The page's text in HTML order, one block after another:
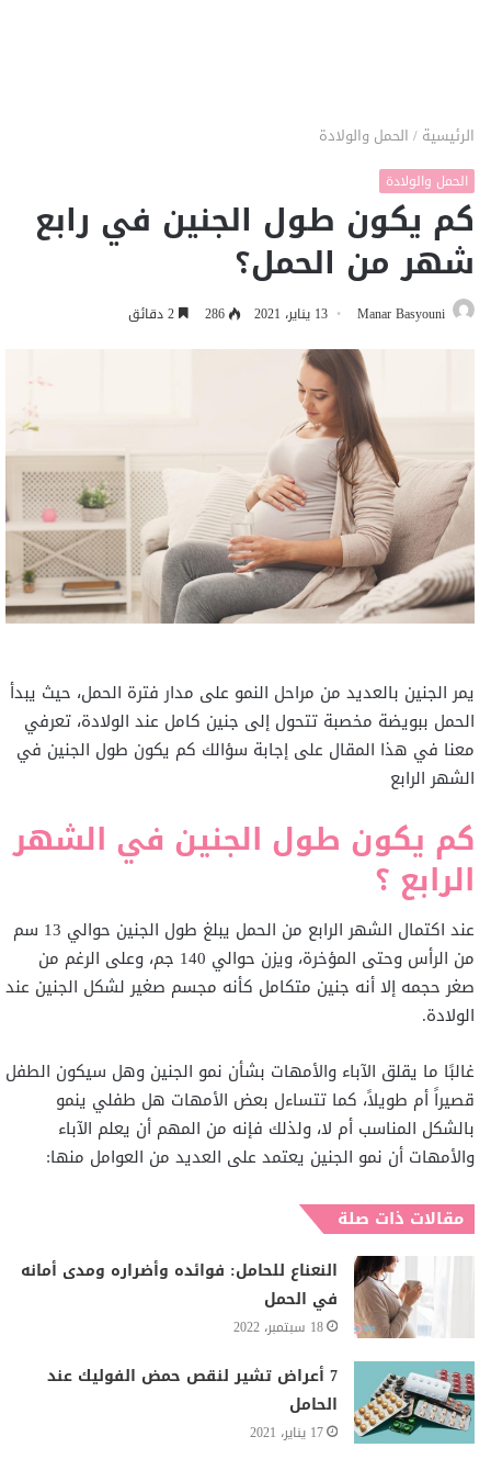
الرئيسية / الحمل والولادة
الحمل والولادة
كم يكون طول الجنين في رابع
شهر من الحمل؟
Manar Basyouni 13 يناير، 2021 286
يمر الجنين بالعديد من مراحل النمو على مدار فترة الحمل، حيث يبدأ
الحمل ببويضة مخصبة تتحول إلى جنين كامل عند الولادة، تعرفي
معنا في هذا المقال على إجابة سؤالك كم يكون طول الجنين في
الشهر الرابع
كم يكون طول الجنين في الشهر
الرابع ؟
عند اكتمال الشهر الرابع من الحمل يبلغ طول الجنين حوالي 13 سم
من الرأس وحتى المؤخرة، ويزن حوالي 140 جم، وعلى الرغم من
صغر حجمه إلا أنه جنين متكامل كأنه مجسم صغير لشكل الجنين عند
الولادة.
غالبًا ما يقلق الآباء والأمهات بشأن نمو الجنين وهل سيكون الطفل
قصيراً أم طويلاً، كما تتساءل بعض الأمهات هل طفلي ينمو
بالشكل المناسب أم لا، ولذلك فإنه من المهم أن يعلم الآباء
والأمهات أن نمو الجنين يعتمد على العديد من العوامل منها:
مقالات ذات صلة
النعناع للحامل: فوائده وأضراره ومدى أمانه
في الحمل
18 سبتمبر، 2022
7 أعراض تشير لنقص حمض الفوليك عند
الحامل
17 يناير، 2021